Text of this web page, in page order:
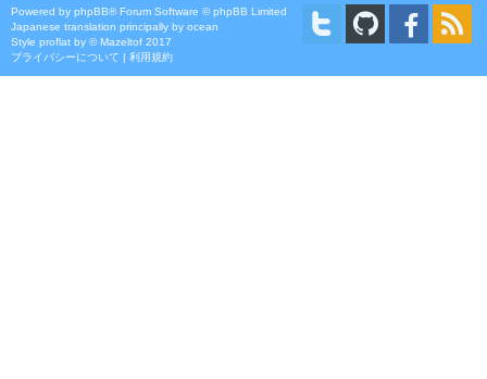
Powered by phpBB® Forum Software © phpBB Limited
Japanese translation principally by ocean
Style proflat by ©Mazeltof 2017
プライバシーについて | 利用規約